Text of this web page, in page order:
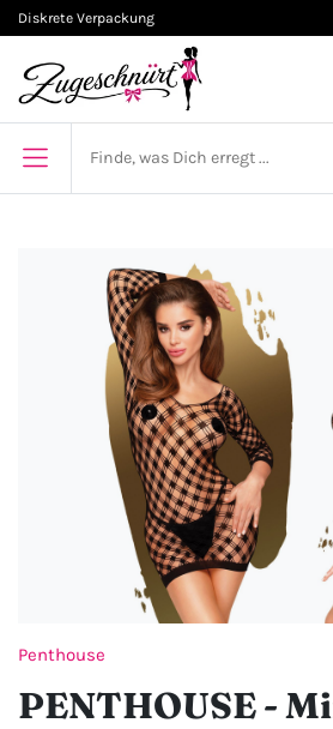
Diskrete Verpackung
Penthouse
PENTHOUSE -